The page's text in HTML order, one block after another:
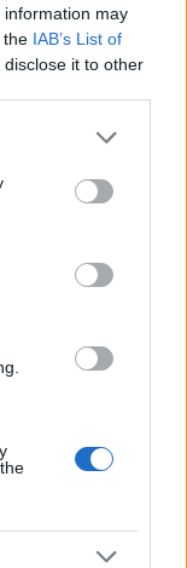
information may
the IAB’s List of
it to other
or more Google
You may click to
party tags to
in below Google
tekint.
többek
a világ
helyen
és